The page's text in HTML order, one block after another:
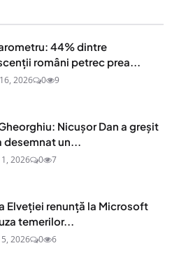
44% dintre
români petrec prea...
2026 0 9
Nicușor Dan a greșit
desemnat un...
2026 0 7
Elveției renunță la Microsoft
temerilor...
2026 0 6